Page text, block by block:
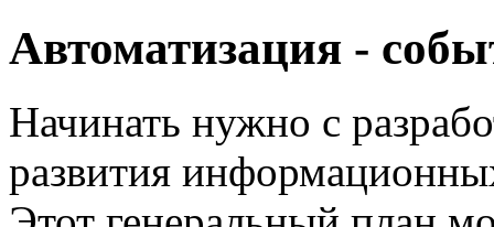
Автоматизация -
Начинать нужно с
развития